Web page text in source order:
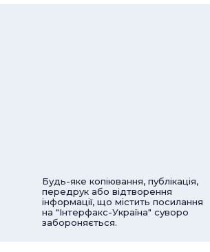
Будь-яке копіювання, публікація,
передрук або відтворення
інформації, що містить посилання
на "Інтерфакс-Україна" суворо
забороняється.